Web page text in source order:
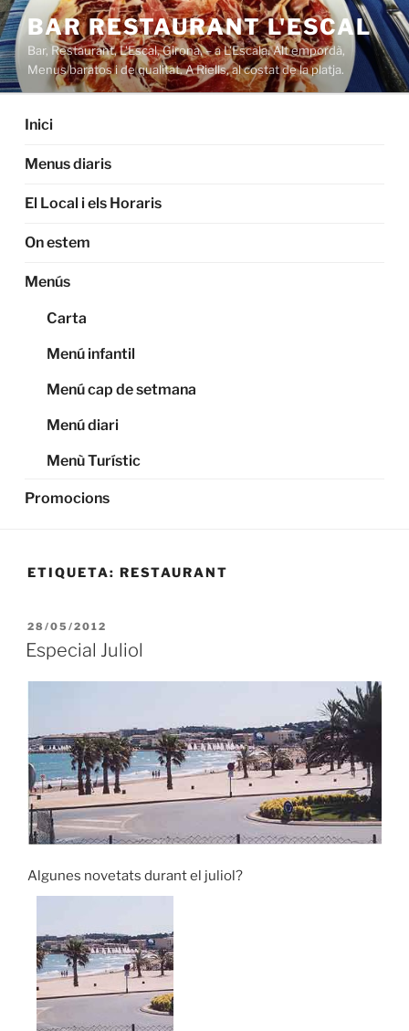
Saltar
al
contenido
BAR RESTAURANT L'ESCAL
Bar, Restaurant, L'Escal, Girona, – a L'Escala. Alt empordà,
Menus baratos i de qualitat. A Riells, al costat de la platja.
Inici
Menus diaris
El Local i els Horaris
On estem
Menús
Carta
Menú infantil
Menú cap de setmana
Menú diari
Menù Turístic
Promocions
ETIQUETA: RESTAURANT
PUBLICADO
EL
28/05/2012
Especial Juliol
Algunes novetats durant el juliol?